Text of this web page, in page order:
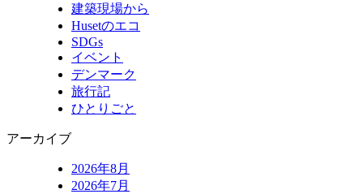
建築現場から
Husetのエコ
SDGs
イベント
デンマーク
旅行記
ひとりごと
アーカイブ
2026年8月
2026年7月